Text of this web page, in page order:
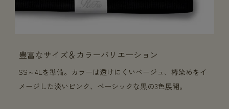
豊富なサイズ＆カラーバリエーション
SS～4Lを準備。カラーは透けにくいベージュ、椿染めをイ
メージした淡いピンク、ベーシックな黒の3色展開。